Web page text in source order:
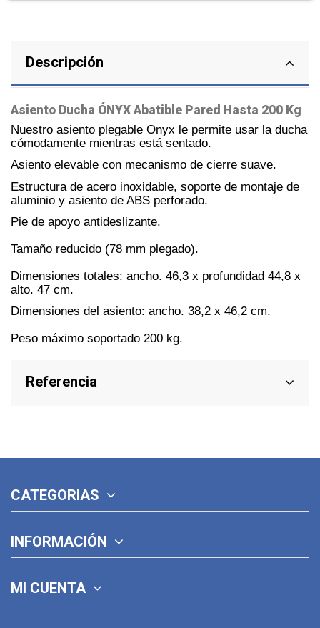
Descripción
Asiento Ducha ÓNYX Abatible Pared Hasta 200 Kg
Nuestro asiento plegable Onyx le permite usar la ducha
cómodamente mientras está sentado.
Asiento elevable con mecanismo de cierre suave.
Estructura de acero inoxidable, soporte de montaje de
aluminio y asiento de ABS perforado.
Pie de apoyo antideslizante.
Tamaño reducido (78 mm plegado).
Dimensiones totales: ancho. 46,3 x profundidad 44,8 x
alto. 47 cm.
Dimensiones del asiento: ancho. 38,2 x 46,2 cm.
Peso máximo soportado 200 kg.
Referencia
CATEGORIAS
INFORMACIÓN
MI CUENTA